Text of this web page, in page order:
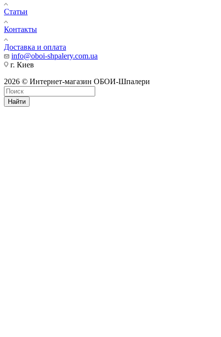
Статьи
Контакты
Доставка и оплата
info@oboi-shpalery.com.ua
г. Киев
2026 © Интернет-магазин ОБОИ-Шпалери
Найти